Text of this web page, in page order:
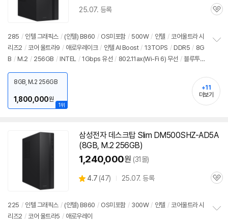
25.07. 등록
관
285 / 인텔 그래픽스 / (인텔) B860 / OS미포함 / 500W / 인텔 / 코어울트라 시
리즈2 / 코어 울트라9 / 애로우레이크 / 인텔 AI Boost / 13TOPS / DDR5 / 8G
B / M.2 / 256GB / INTEL / 1Gbps 유선 / 802.11ax(Wi-Fi 6) 무선 / 블루투
미들타워 / 6.66kg /
기
1위
8GB, M.2 256GB
1,800,000원
+11
더보기
삼성전자 데스크탑 Slim DM500SHZ-AD5A
(8GB, M.2 256GB)
1,240,000원 (31몰)
별
4.7 (상
47) 25.07. 등록
관
225 / 인텔 그래픽스 / (인텔) B860 / OS미포함 / 300W / 인텔 / 코어울트라 시
리즈2 / 코어 울트라5 / 애로우레이